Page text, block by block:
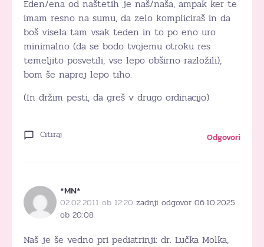
Eden/ena od naštetih je naš/naša, ampak ker te
imam resno na sumu, da zelo kompliciraš in da
boš visela tam vsak teden in to po eno uro
minimalno (da se bodo tvojemu otroku res
temeljito posvetili, vse lepo obširno razložili),
bom še naprej lepo tiho.
(In držim pesti, da greš v drugo ordinacijo)
Citiraj Odgovori
*MN*
02.02.2011 ob 12:20 zadnji odgovor 06.10.2025
ob 20:08
Naš je še vedno pri pediatrinji: dr. Lučka Molka,